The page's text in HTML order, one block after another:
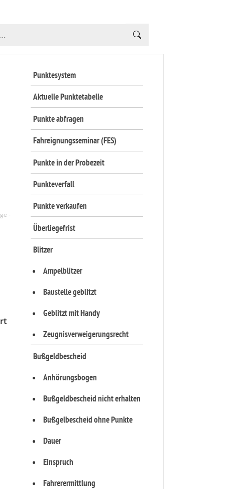
Punktesystem
Aktuelle Punktetabelle
Punkte abfragen
Fahreignungsseminar (FES)
Punkte in der Probezeit
Punkteverfall
Punkte verkaufen
Überliegefrist
Blitzer
Ampelblitzer
Baustelle geblitzt
Geblitzt mit Handy
Zeugnisverweigerungsrecht
Bußgeldbescheid
Anhörungsbogen
Bußgeldbescheid nicht erhalten
Bußgelbescheid ohne Punkte
Dauer
Einspruch
Fahrerermittlung